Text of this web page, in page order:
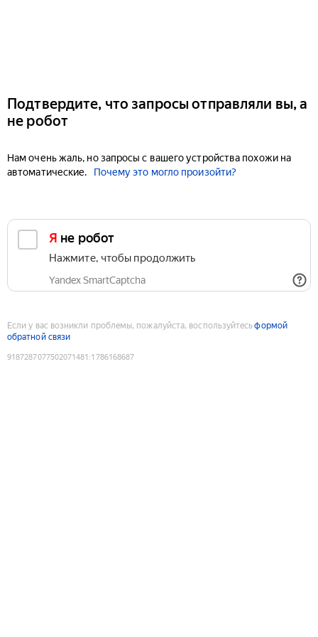
Подтвердите, что запросы отправляли вы, а
не робот
Нам очень жаль, но запросы с вашего устройства похожи на
автоматические.
Почему это могло произойти?
Я не робот
Нажмите, чтобы продолжить
Yandex SmartCaptcha
Если у вас возникли проблемы, пожалуйста, воспользуйтесьформой
обратной связи
9187287077502071481 :1786168687